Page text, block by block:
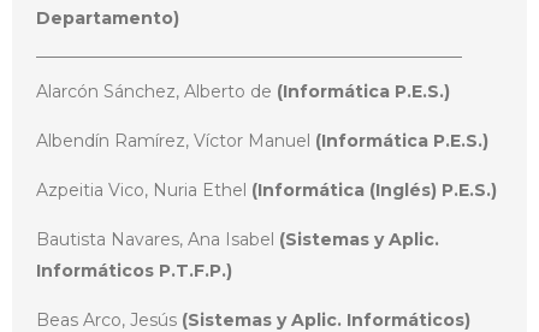
Departamento)
Alarcón Sánchez, Alberto de (Informática P.E.S.)
Albendín Ramírez, Víctor Manuel (Informática P.E.S.)
Azpeitia Vico, Nuria Ethel (Informática (Inglés) P.E.S.)
Bautista Navares, Ana Isabel (Sistemas y Aplic.
Informáticos P.T.F.P.)
Beas Arco, Jesús (Sistemas y Aplic. Informáticos)